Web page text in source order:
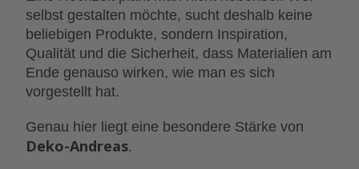
selbst gestalten möchte, sucht deshalb keine
beliebigen Produkte, sondern Inspiration,
Qualität und die Sicherheit, dass Materialien am
Ende genauso wirken, wie man es sich
vorgestellt hat.
Genau hier liegt eine besondere Stärke von
Deko-Andreas.